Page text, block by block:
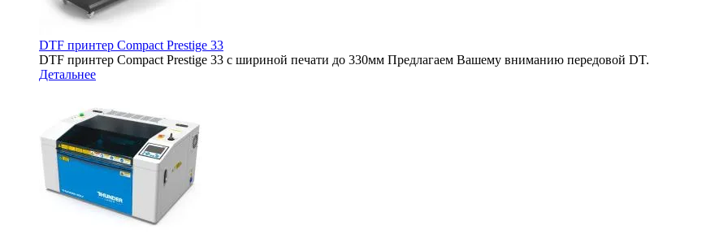
DTF принтер Compact Prestige 33
DTF принтер Compact Prestige 33 с шириной печати до 330мм Предлагаем Вашему вниманию передовой DT.
Детальнее